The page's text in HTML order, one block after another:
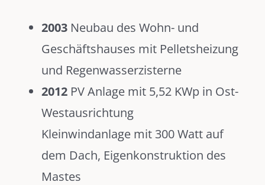
2003 Neubau des Wohn- und
Geschäftshauses mit Pelletsheizung
und Regenwasserzisterne
2012 PV Anlage mit 5,52 KWp in Ost-
Westausrichtung
Kleinwindanlage mit 300 Watt auf
dem Dach, Eigenkonstruktion des
Mastes